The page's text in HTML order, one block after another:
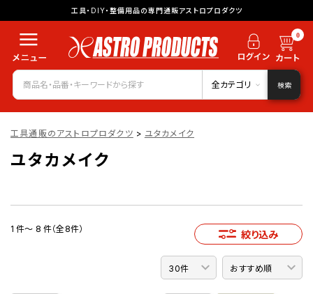
工具・DIY・整備用品の専門通販アストロプロダクツ
0
全カテゴリ 検索
工具通販のアストロプロダクツ > ユタカメイク
ユタカメイク
1 件～ 8 件（全8件） 絞り込み